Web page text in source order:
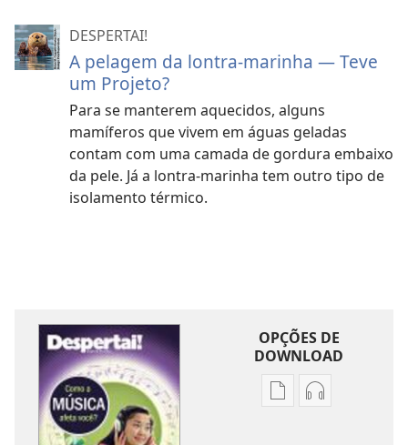
DESPERTAI!
A pelagem da lontra-marinha — Teve
um Projeto?
Para se manterem aquecidos, alguns
mamíferos que vivem em águas geladas
contam com uma camada de gordura embaixo
da pele. Já a lontra-marinha tem outro tipo de
isolamento térmico.
OPÇÕES DE
DOWNLOAD
OpçõesOpções